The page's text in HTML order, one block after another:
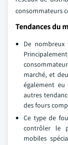
consommateurs
Tendances du
De nombreux
marché, et
également
autres
des fours
Ce type de
contrôler le
mobiles